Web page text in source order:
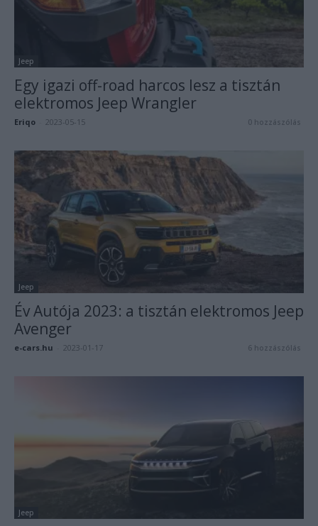
Jeep
Egy igazi off-road harcos lesz a tisztán
elektromos Jeep Wrangler
Eriqo 2023-05-15 0 hozzászólás
Jeep
Év Autója 2023: a tisztán elektromos Jeep
Avenger
e-cars.hu 2023-01-17 6 hozzászólás
Jeep